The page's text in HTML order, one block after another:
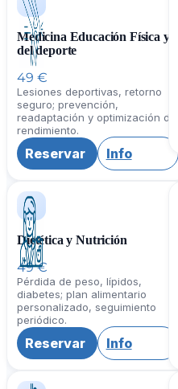
Medicina Educación Física y
del deporte
49 €
Lesiones deportivas, retorno
seguro; prevención,
readaptación y optimización del
rendimiento.
Reservar Info
Dietética y Nutrición
49 €
Pérdida de peso, lípidos,
diabetes; plan alimentario
personalizado, seguimiento
periódico.
Reservar Info